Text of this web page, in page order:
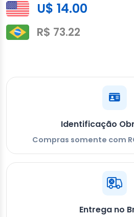
U$ 14.00
R$ 73.22
Identificação
Compras somente com
Entrega no